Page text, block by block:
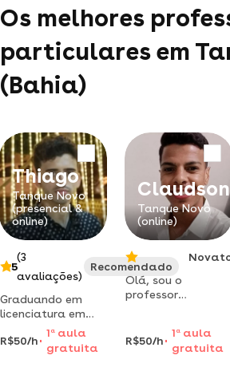
Os melhores
particulares em
(Bahia)
Thiago
Tanque Novo
(presencial &
online)
5
(3
avaliações)
Recomendado
Graduando em
licenciatura em
matemática pelo
centro universitário
internacional(3/4).
R$50/h
1 aaula
gratuita
Claudson
Tanque Novo
(online)
Olá, sou o
professor
matemática pela
universidade do
R$50/h
1 a aula
gratuita